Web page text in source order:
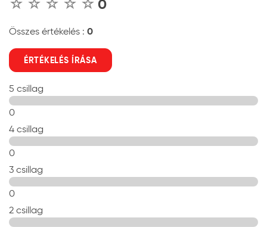
0
Összes értékelés : 0
ÉRTÉKELÉS ÍRÁSA
5 csillag
0
4 csillag
0
3 csillag
0
2 csillag